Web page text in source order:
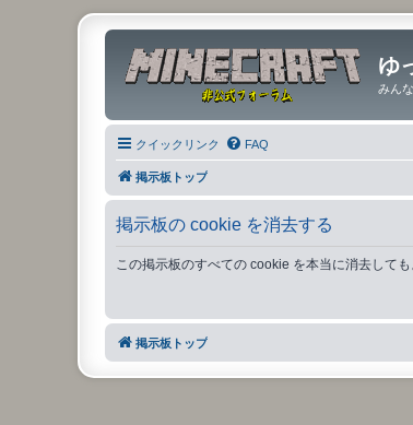
ゆ
みん
クイックリンク FAQ
掲示板トップ
掲示板の cookie を消去する
この掲示板のすべての cookie を本当に消去して
掲示板トップ